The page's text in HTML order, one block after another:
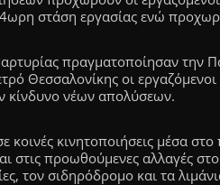
στάση εργασίας ενώ
πραγματοποίησαν την
Θεσσαλονίκης οι
κίνδυνο νέων απολύσεων.
κινητοποιήσεις μέσα
στις προωθούμενες αλλαγές
τον σιδηρόδρομο και τα